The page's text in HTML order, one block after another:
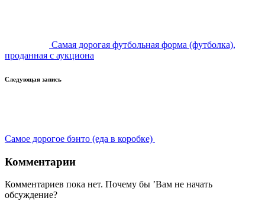
Самая дорогая футбольная форма (футболка),
проданная с аукциона
Следующая запись
Самое дорогое бэнто (еда в коробке)
Комментарии
Комментариев пока нет. Почему бы ’Вам не начать
обсуждение?